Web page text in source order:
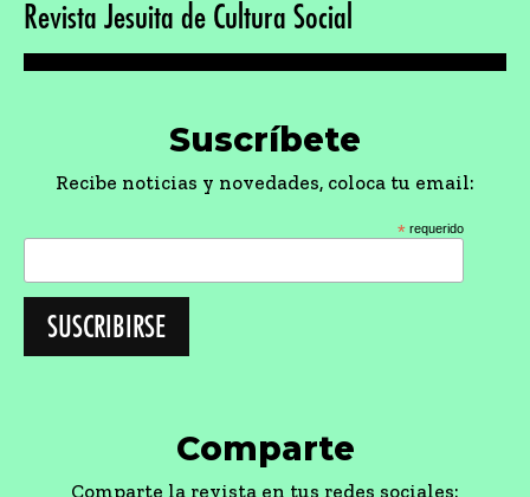
Revista Jesuita de Cultura Social
Suscríbete
Recibe noticias y novedades, coloca tu email:
* requerido
Comparte
Comparte la revista en tus redes sociales: